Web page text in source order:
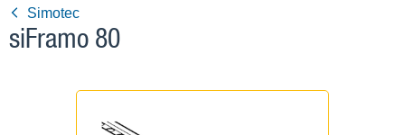
Simotec
siFramo 80